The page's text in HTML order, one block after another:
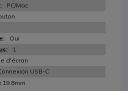
PC/Mac
Oui
1
d'écran
USB-C
19.8mm